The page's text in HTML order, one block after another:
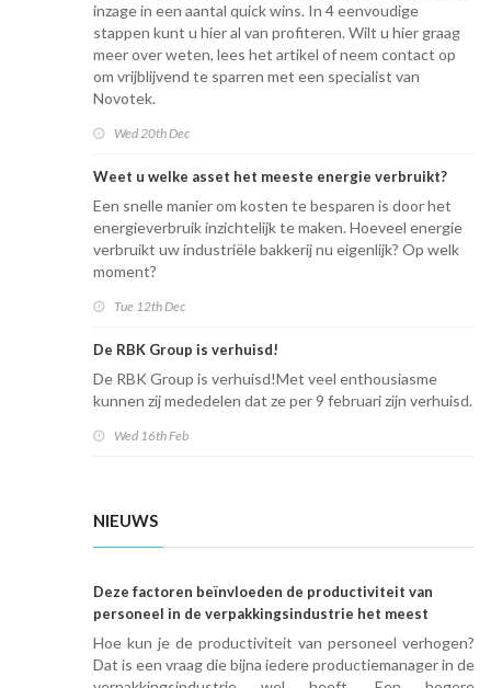
inzage in een aantal quick wins. In 4 eenvoudige
stappen kunt u hier al van profiteren. Wilt u hier graag
meer over weten, lees het artikel of neem contact op
om vrijblijvend te sparren met een specialist van
Novotek.
Wed 20th Dec
Weet u welke asset het meeste energie verbruikt?
Een snelle manier om kosten te besparen is door het
energieverbruik inzichtelijk te maken. Hoeveel energie
verbruikt uw industriële bakkerij nu eigenlijk? Op welk
moment?
Tue 12th Dec
De RBK Group is verhuisd!
De RBK Group is verhuisd!Met veel enthousiasme
kunnen zij mededelen dat ze per 9 februari zijn verhuisd.
Wed 16th Feb
NIEUWS
Deze factoren beïnvloeden de productiviteit van
personeel in de verpakkingsindustrie het meest
Hoe kun je de productiviteit van personeel verhogen?
Dat is een vraag die bijna iedere productiemanager in de